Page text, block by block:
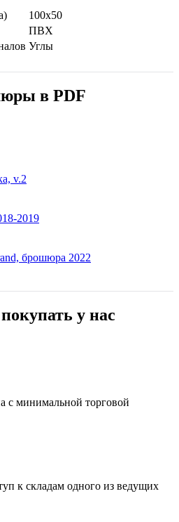
100х50
ПВХ
Углы
в PDF
v.2
2019
брошюра 2022
у нас
с минимальной торговой
к складам одного из ведущих